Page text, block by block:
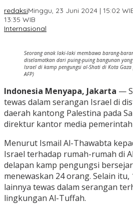
redaksiMinggu, 23 Juni 2024 | 15:02
13:35 WIB
Internasional
Seorang anak laki-laki membawa barang-
diselamatkan dari puing-puing bangunan
Israel di kamp pengungsi al-Shati di Kota
AFP)
Indonesia Menyapa, Jakarta —
tewas dalam serangan Israel di
daerah kantong Palestina pada
direktur kantor media pemerintah
Menurut Ismail Al-Thawabta
Israel terhadap rumah-rumah di
delapan kamp pengungsi
menewaskan 24 orang. Selain itu,
lainnya tewas dalam serangan
lingkungan Al-Tuffah.